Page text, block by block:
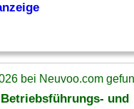
bei Neuvoo.com
und